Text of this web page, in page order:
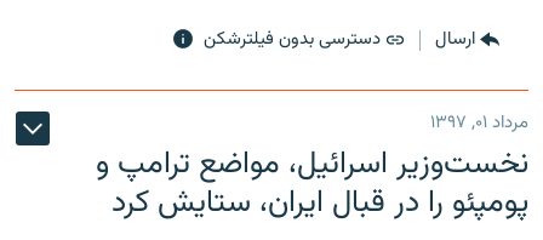
ارسال دسترسی بدون فیلترشکن
مرداد ۰۱, ۱۳۹۷
نخست‌وزیر اسرائیل، مواضع ترامپ و
پومپئو را در قبال ایران، ستایش کرد